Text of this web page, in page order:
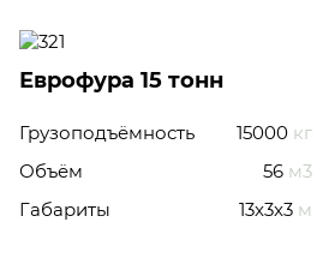
Еврофура 15 тонн
Грузоподъёмность 15000 кг
Объём
56 м3
Габариты
13x3x3 м